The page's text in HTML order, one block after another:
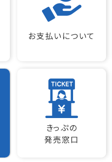
お支払いについて
きっぷの
発売窓口